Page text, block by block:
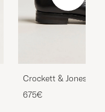
Crockett & Jones
Black Calf
675€